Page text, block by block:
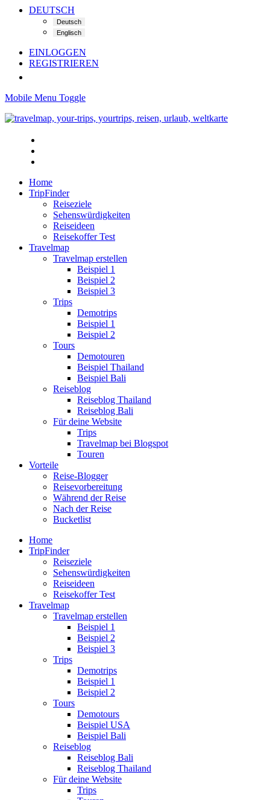
DEUTSCH
EINLOGGEN
REGISTRIEREN
Mobile Menu Toggle
Home
TripFinder
Reiseziele
Sehenswürdigkeiten
Reiseideen
Reisekoffer Test
Travelmap
Travelmap erstellen
Beispiel 1
Beispiel 2
Beispiel 3
Trips
Demotrips
Beispiel 1
Beispiel 2
Tours
Demotouren
Beispiel Thailand
Beispiel Bali
Reiseblog
Reiseblog Thailand
Reiseblog Bali
Für deine Website
Trips
Travelmap bei Blogspot
Touren
Vorteile
Reise-Blogger
Reisevorbereitung
Während der Reise
Nach der Reise
Bucketlist
Home
TripFinder
Reiseziele
Sehenswürdigkeiten
Reiseideen
Reisekoffer Test
Travelmap
Travelmap erstellen
Beispiel 1
Beispiel 2
Beispiel 3
Trips
Demotrips
Beispiel 1
Beispiel 2
Tours
Demotours
Beispiel USA
Beispiel Bali
Reiseblog
Reiseblog Bali
Reiseblog Thailand
Für deine Website
Trips